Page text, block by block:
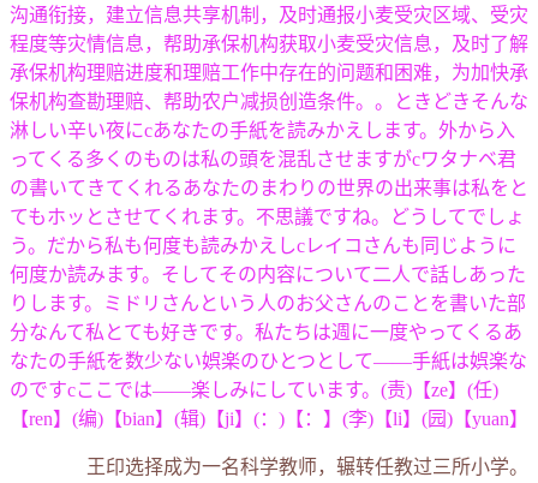
沟通衔接，建立信息共享机制，及时通报小麦受灾区域、受灾
程度等灾情信息，帮助承保机构获取小麦受灾信息，及时了解
承保机构理赔进度和理赔工作中存在的问题和困难，为加快承
保机构查勘理赔、帮助农户减损创造条件。。ときどきそんな
淋しい辛い夜にcあなたの手紙を読みかえします。外から入
ってくる多くのものは私の頭を混乱させますがcワタナベ君
の書いてきてくれるあなたのまわりの世界の出来事は私をと
てもホッとさせてくれます。不思議ですね。どうしてでしょ
う。だから私も何度も読みかえしcレイコさんも同じように
何度か読みます。そしてその内容について二人で話しあった
りします。ミドリさんという人のお父さんのことを書いた部
分なんて私とても好きです。私たちは週に一度やってくるあ
なたの手紙を数少ない娯楽のひとつとして――手紙は娯楽な
のですcここでは――楽しみにしています。(责)【ze】(任)
【ren】(编)【bian】(辑)【ji】(：)【：】(李)【li】(园)【yuan】
王印选择成为一名科学教师，辗转任教过三所小学。